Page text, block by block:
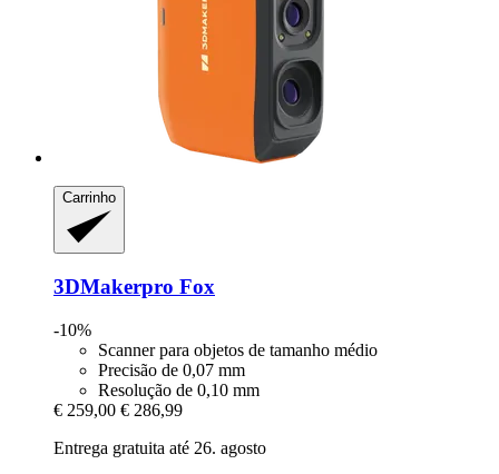
Carrinho
3DMakerpro Fox
-10%
Scanner para objetos de tamanho médio
Precisão de 0,07 mm
Resolução de 0,10 mm
€ 259,00 € 286,99
Entrega gratuita até 26. agosto